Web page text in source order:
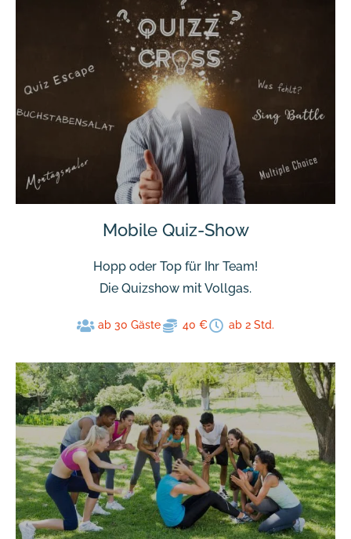
Mobile Quiz-Show
Hopp oder Top für Ihr Team!
Die Quizshow mit Vollgas.
ab 30 Gäste 40 € ab 2 Std.